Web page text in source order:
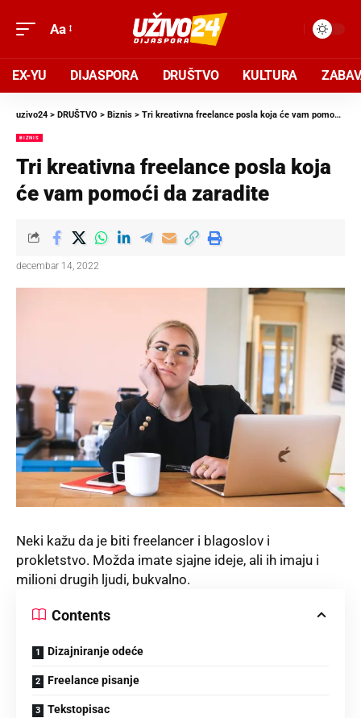
Aa
EX-YU DIJASPORA DRUŠTVO KULTURA
uzivo24 > DRUŠTVO > Biznis > Tri kreativna freelance posla koja će vam pomoći da zaradite
BIZNIS
Tri kreativna freelance posla koja
će vam pomoći da zaradite
decembar 14, 2022
Neki kažu da je biti freelancer i blagoslov i
prokletstvo. Možda imate sjajne ideje, ali ih imaju i
milioni drugih ljudi, bukvalno.
Contents
Dizajniranje odeće
Freelance pisanje
Tekstopisac